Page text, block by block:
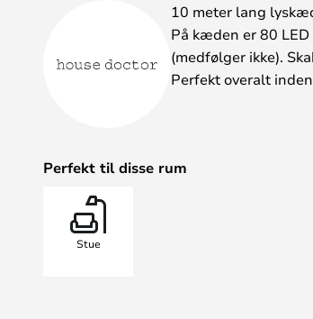
10 meter lang
På kæden er 80
(medfølger ikke).
Perfekt overalt
Perfekt til disse rum
Stue